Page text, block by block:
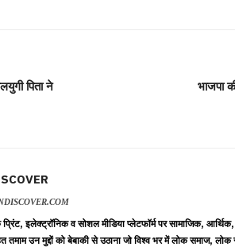
पिता ने
भाजपा
प्रिंट, इलेक्ट्रॉनिक व सोशल मीडिया प्लेटफॉर्म पर सामाजिक,
तमाम उन मुद्दों को बेबाकी से उठाना जो विश्व भर में लोक समाज,